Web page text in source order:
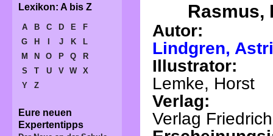
Rasmus,
Autor:
Lindgren,
Illustrator:
Lemke, Horst
Verlag:
Verlag
Lexikon: A bis Z
A B C D E
F
G
H J K
L
M
N O P Q
R
S
T U V W
X
Y
Z
Eure neuen
Expertentipps